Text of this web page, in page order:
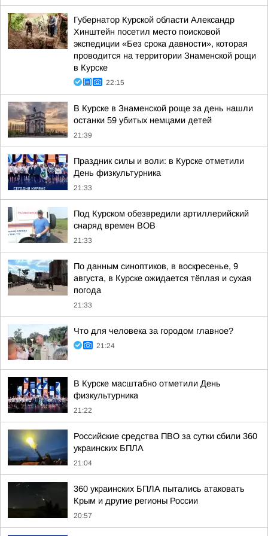
Губернатор Курской области Александр
Хинштейн посетил место поисковой
экспедиции «Без срока давности», которая
проводится на территории Знаменской рощи
в Курске
22:15
В Курске в Знаменской роще за день нашли
останки 59 убитых немцами детей
21:39
Праздник силы и воли: в Курске отметили
День физкультурника
21:33
Под Курском обезвредили артиллерийский
снаряд времен ВОВ
21:33
По данным синоптиков, в воскресенье, 9
августа, в Курске ожидается тёплая и сухая
погода
21:33
Что для человека за городом главное?
21:24
В Курске масштабно отметили День
физкультурника
21:22
Российские средства ПВО за сутки сбили 360
украинских БПЛА
21:04
360 украинских БПЛА пытались атаковать
Крым и другие регионы России
20:57